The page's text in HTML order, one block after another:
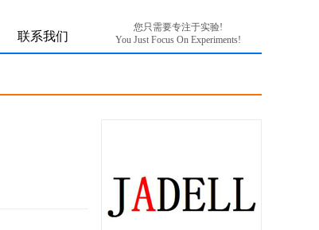
联系我们
您只需要专注于实验!
You Just Focus On Experiments!